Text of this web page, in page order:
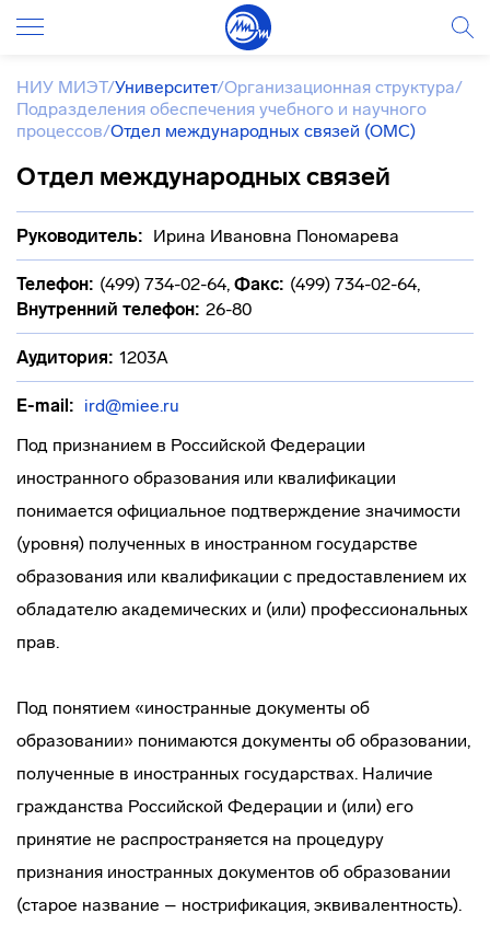
НИУ МИЭТ/Университет/Организационная структура/
Подразделения обеспечения учебного и научного
процессов/Отдел международных связей (ОМС)
Отдел международных связей
Руководитель: Ирина Ивановна Пономарева
Телефон: (499) 734-02-64, Факс: (499) 734-02-64,
Внутренний телефон: 26-80
Аудитория: 1203А
E-mail: ird@miee.ru
Под признанием в Российской Федерации
иностранного образования или квалификации
понимается официальное подтверждение значимости
(уровня) полученных в иностранном государстве
образования или квалификации с предоставлением их
обладателю академических и (или) профессиональных
прав.
Под понятием «иностранные документы об
образовании» понимаются документы об образовании,
полученные в иностранных государствах. Наличие
гражданства Российской Федерации и (или) его
принятие не распространяется на процедуру
признания иностранных документов об образовании
(старое название – нострификация, эквивалентность).